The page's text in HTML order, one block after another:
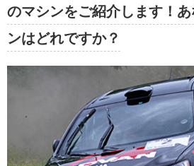
のマシンをご紹介します！
ンはどれですか？